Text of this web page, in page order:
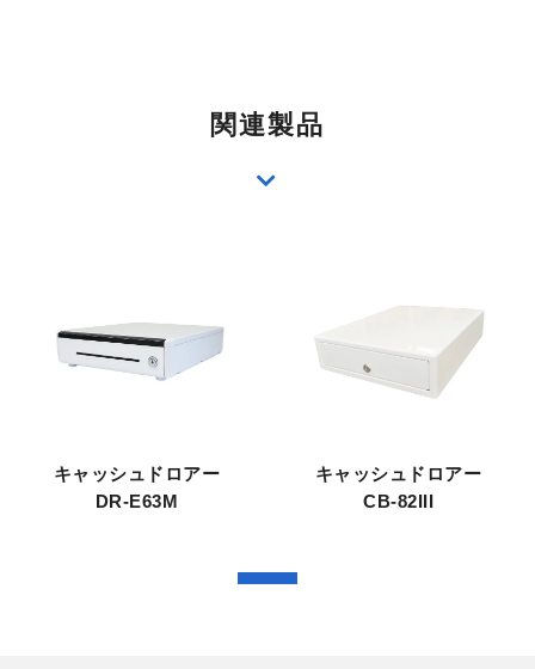
関連製品
キャッシュドロアー
DR-E63M
キャッシュドロアー
CB-82III